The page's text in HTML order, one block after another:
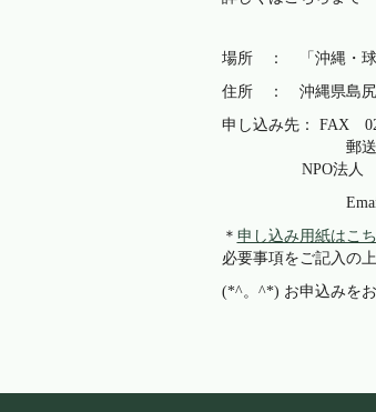
場所 ： 「沖縄・球
住所 ： 沖縄県
申し込み先： FAX
郵送：〒971-
NPO法人 いわき
Email ：
＊ 申し込み用紙はこ
必要事項をご記入の
(*^。^*) お申込みを